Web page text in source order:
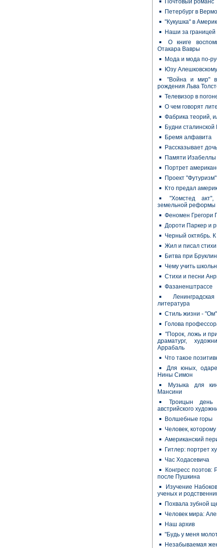
Петербург в
"Кукушка" в
Наши за границей
О книге
Отакара Вавры
Мода и мода по-
Юзу
"Война и мир"
рождения Льва
Телевизор в
О чем говорят
Фабрика теорий,
Будни
Бремя алфавита
Рассказывает
Памяти
Портрет
Проект "Футуризм"
Кто предал
"Хомстед
земельной реформы
Феномен Грегори
Дороти Паркер и
Черный октябрь.
Жил и писал
Битва при
Чему учить
Стихи и песни
Фазаненштрассе
литература
Стиль жизни -
Голова
"Порок, ложь и
драматург,
Аррабаль
Что такое
Для юных,
Нины Симон
Музыка для
Мансини
Троицын
австрийского
Волшебные горы
Человек,
Американский
Гитлер: портрет
Час Ходасевича
Конгресс поэтов:
после Пушкина
Изучение
ученых и
Похвала зубной
Человек мира:
Наш архив
"Будь у меня
Незабываемая